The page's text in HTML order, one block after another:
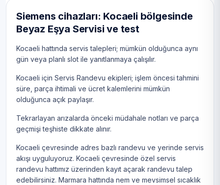
Siemens cihazları: Kocaeli bölgesinde
Beyaz Eşya Servisi ve test
Kocaeli hattında servis talepleri; mümkün olduğunca aynı
gün veya planlı slot ile yanıtlanmaya çalışılır.
Kocaeli için Servis Randevu ekipleri; işlem öncesi tahmini
süre, parça ihtimali ve ücret kalemlerini mümkün
olduğunca açık paylaşır.
Tekrarlayan arızalarda önceki müdahale notları ve parça
geçmişi teşhiste dikkate alınır.
Kocaeli çevresinde adres bazlı randevu ve yerinde servis
akışı uyguluyoruz. Kocaeli çevresinde özel servis
randevu hattımız üzerinden kayıt açarak randevu talep
edebilirsiniz. Marmara hattında nem ve mevsimsel sıcaklık